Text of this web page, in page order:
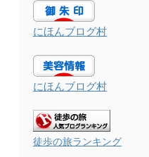
にほんブログ村
にほんブログ村
徒歩の旅ランキング